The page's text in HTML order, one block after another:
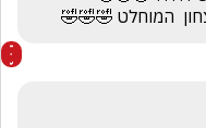
המוחלט 🤣🤣🤣